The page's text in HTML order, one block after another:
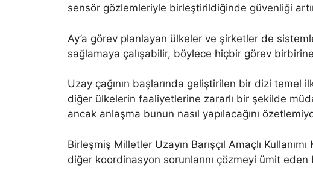
sensör gözlemleriyle birleştirildiğinde güvenliği
Ay’a görev planlayan ülkeler ve şirketler de
sağlamaya çalışabilir, böylece hiçbir görev
Uzay çağının başlarında geliştirilen bir dizi temel
diğer ülkelerin faaliyetlerine zararlı bir şekilde
ancak anlaşma bunun nasıl yapılacağını
Birleşmiş Milletler Uzayın Barışçıl Amaçlı
diğer koordinasyon sorunlarını çözmeyi ümit